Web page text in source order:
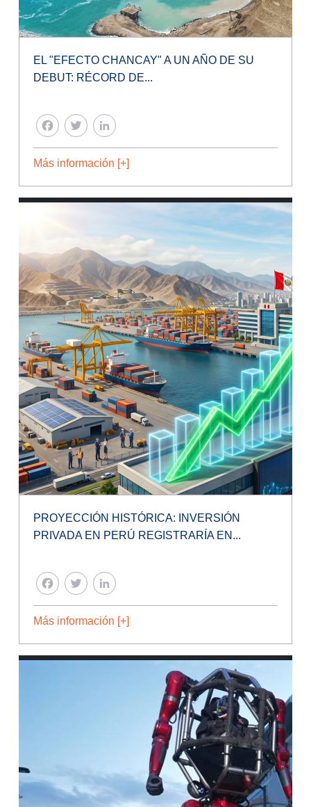
EL "EFECTO CHANCAY" A UN AÑO DE SU
DEBUT: RÉCORD DE...
FACEBOOK
TWITTER
Más información [+]
PROYECCIÓN HISTÓRICA: INVERSIÓN
PRIVADA EN PERÚ REGISTRARÍA EN...
FACEBOOK
TWITTER
Más información [+]